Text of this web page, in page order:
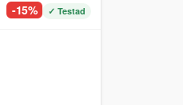
-15% ✓ Testad